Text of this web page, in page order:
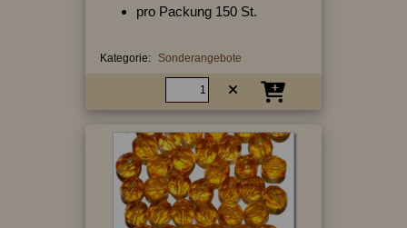
pro Packung 150 St.
Kategorie: Sonderangebote